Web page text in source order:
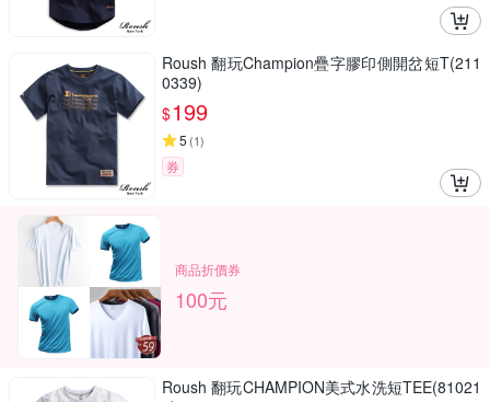
Roush 翻玩Champion疊字膠印側開岔短T(211
0339)
$199
5 (1)
券
商品折價券
100元
Roush 翻玩CHAMPION美式水洗短TEE(81021